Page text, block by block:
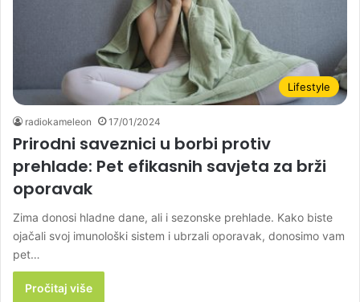
Lifestyle
radiokameleon 17/01/2024
Prirodni saveznici u borbi protiv
prehlade: Pet efikasnih savjeta za brži
oporavak
Zima donosi hladne dane, ali i sezonske prehlade. Kako biste
ojačali svoj imunološki sistem i ubrzali oporavak, donosimo vam
pet…
Pročitaj više